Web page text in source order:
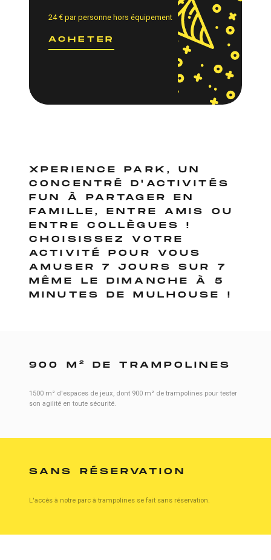
24€ par personne hors équipement
ACHETER
XPERIENCE PARK, UN
CONCENTRÉ D'ACTIVITÉS
FUN À PARTAGER EN
FAMILLE, ENTRE AMIS OU
ENTRE COLLÈGUES !
CHOISISSEZ VOTRE
ACTIVITÉ POUR VOUS
AMUSER 7 JOURS SUR 7
MÊME LE DIMANCHE À 5
MINUTES DE MULHOUSE !
900 M 2 DE TRAMPOLINES
1500 m² d'espaces de jeux, dont 900 m² de trampolines pour tester
son agilité en toute sécurité.
SANS RÉSERVATION
L'accès à notre parc à trampolines se fait sans réservation.